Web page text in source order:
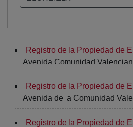
Registro de la Propiedad de
Avenida Comunidad
Registro de la Propiedad de
Avenida de la Comunidad
Registro de la Propiedad de